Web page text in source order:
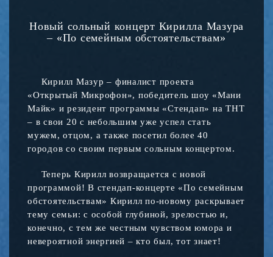
Новый сольный концерт Кирилла Мазура
– «По семейным обстоятельствам»
Кирилл Мазур – финалист проекта
«Открытый Микрофон», победитель шоу «Мани
Майк» и резидент программы «Стендап» на ТНТ
– в свои 20 с небольшим уже успел стать
мужем, отцом, а также посетил более 40
городов со своим первым сольным концертом.
Теперь Кирилл возвращается с новой
программой! В стендап-концерте «По семейным
обстоятельствам» Кирилл по-новому раскрывает
тему семьи: с особой глубиной, зрелостью и,
конечно, с тем же честным чувством юмора и
невероятной энергией – кто был, тот знает!